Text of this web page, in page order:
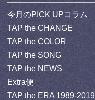
今月のPICK UPコラム
TAP the CHANGE
TAP the COLOR
TAP the SONG
TAP the NEWS
Extra便
TAP the ERA 1989-2019